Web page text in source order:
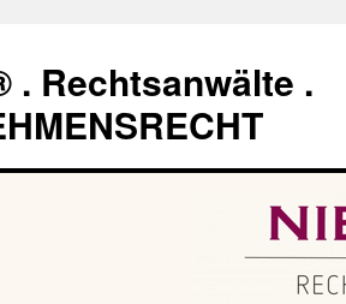
. Rechtsanwälte .